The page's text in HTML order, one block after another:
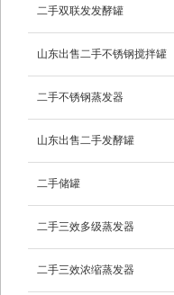
二手双联发发酵罐
山东出售二手不锈钢搅拌罐
二手不锈钢蒸发器
山东出售二手发酵罐
二手储罐
二手三效多级蒸发器
二手三效浓缩蒸发器